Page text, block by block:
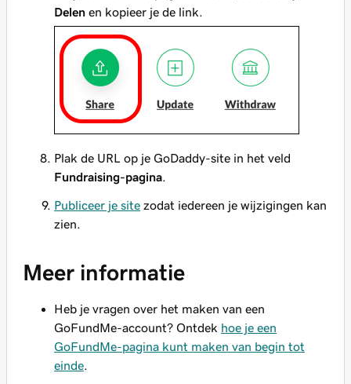
Delen en kopieer je de link.
Plak de URL op je GoDaddy-site in het veld
Fundraising-pagina
Publiceer je site zodat iedereen je wijzigingen kan
zien.
Meer informatie
Heb je vragen over het maken van een
GoFundMe-account? Ontdek hoe je een
GoFundMe-pagina kunt maken van begin tot
einde